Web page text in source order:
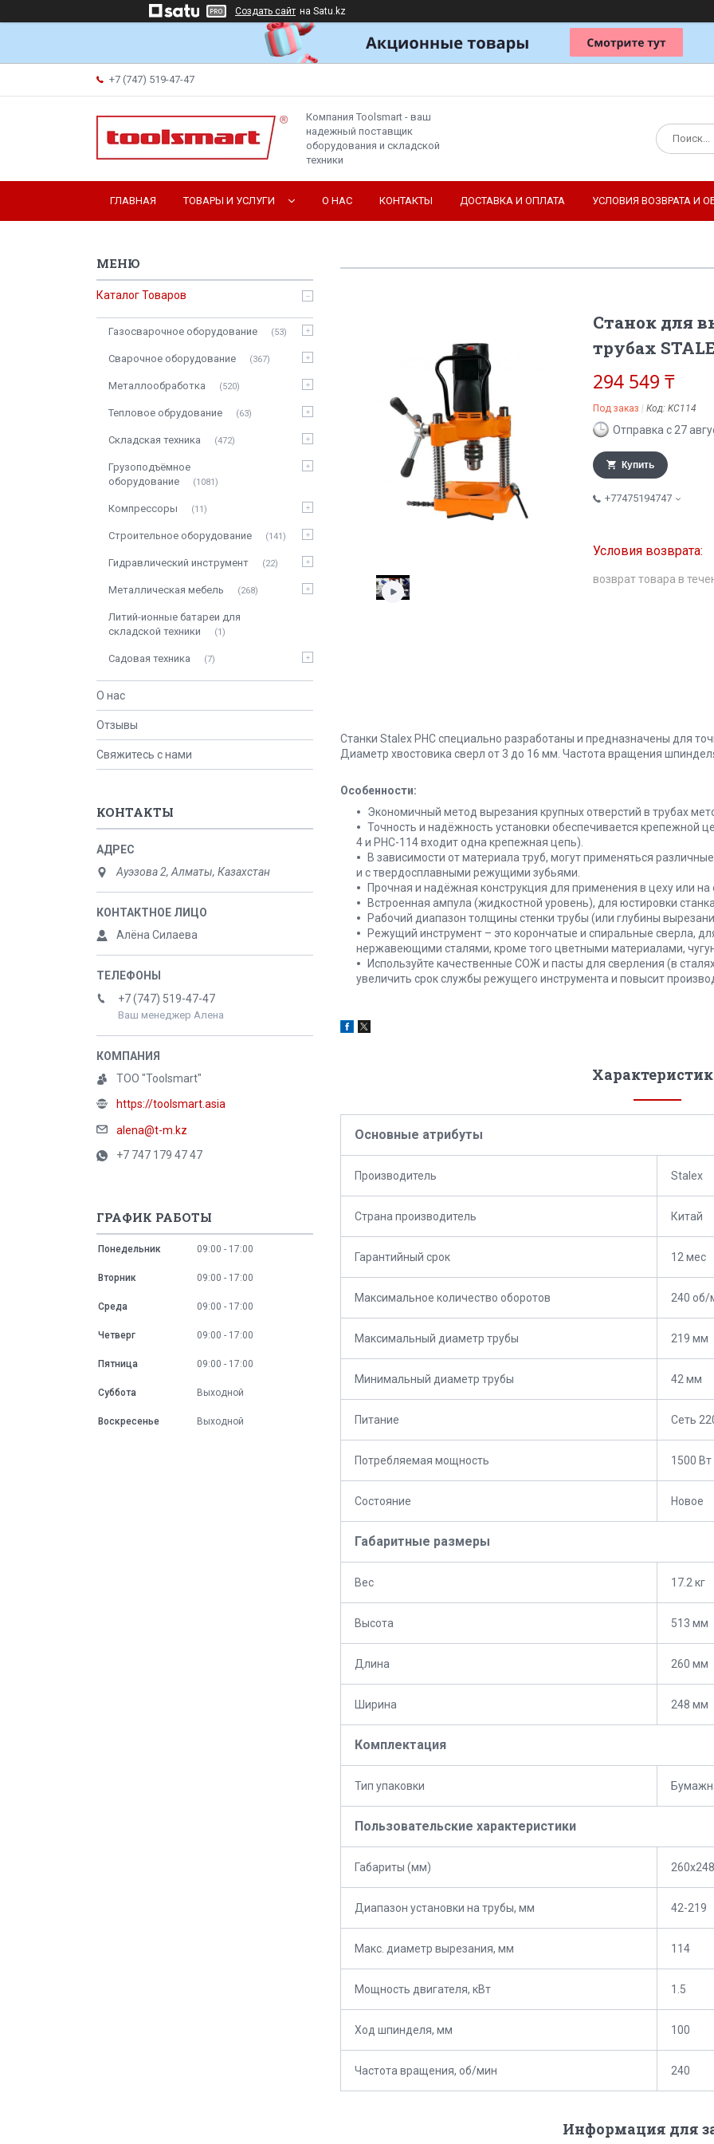
Создать сайт на Satu.kz
+7 (747) 519-47-47
Компания Toolsmart - ваш
надежный поставщик
оборудования и складской
техники
ГЛАВНАЯ ТОВАРЫ И УСЛУГИ О НАС КОНТАКТЫ ДОСТАВКА И ОПЛАТА УСЛОВИЯ ВОЗВРАТА И
Станок для
трубах
294 549 ₸
Под заказ Код: KC114
Отправка с 27
Купить
+77475194747
возврат товара в
Станки Stalex PHC специально разработаны и предназначены для
Диаметр хвостовика сверл от 3 до 16 мм. Частота вращения
Особенности:
Экономичный метод вырезания крупных отверстий в трубах
Точность и надёжность установки обеспечивается крепежной
4 и PHC-114 входит одна крепежная цепь).
В зависимости от материала труб, могут применяться
и с твердосплавными режущими зубьями.
Прочная и надёжная конструкция для применения в цеху или на
Встроенная ампула (жидкостной уровень), для юстировки
Рабочий диапазон толщины стенки трубы (или глубины
Режущий инструмент – это корончатые и спиральные сверла,
нержавеющими сталями, кроме того цветными материалами,
Используйте качественные СОЖ и пасты для сверления (в
увеличить срок службы режущего инструмента и повысит
Основные атрибуты
Производитель Stalex
Страна производитель Китай
Гарантийный срок 12 мес
Максимальное количество оборотов 240 об/
Максимальный диаметр трубы 219 мм
Минимальный диаметр трубы 42 мм
Питание Сеть
Потребляемая мощность 1500 Вт
Состояние Новое
Габаритные размеры
Вес 17.2 кг
Высота 513 мм
Длина 260 мм
Ширина 248 мм
Комплектация
Тип упаковки
Пользовательские характеристики
Габариты (мм)
Диапазон установки на трубы, мм 42-219
Макс. диаметр вырезания, мм 114
Мощность двигателя, кВт 1.5
Ход шпинделя, мм 100
Частота вращения, об/мин 240
Информация для
Каталог Товаров
Газосварочное оборудование 53
Сварочное оборудование 367
Металлообработка 520
Тепловое обрудование 63
Складская техника 472
Грузоподъёмное
оборудование
1081
Компрессоры 11
Строительное оборудование 141
Гидравлический инструмент 22
Металлическая мебель 268
Литий-ионные батареи для
складской техники
1
Садовая техника 7
О нас
Отзывы
Свяжитесь с нами
КОНТАКТЫ
Ауэзова 2, Алматы, Казахстан
Алёна Силаева
+7 (747) 519-47-47
Ваш менеджер Алена
ТОО "Toolsmart"
https://toolsmart.asia
alena@t-m.kz
+7 747 179 47 47
ГРАФИК РАБОТЫ
Понедельник 09:00 17:00
Вторник 09:00 17:00
Среда 09:00 17:00
Четверг 09:00 17:00
Пятница 09:00 17:00
Суббота Выходной
Воскресенье Выходной